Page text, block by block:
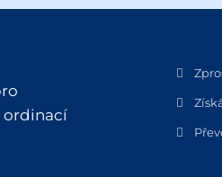
ordinací